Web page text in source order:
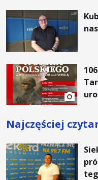
Najczęściej